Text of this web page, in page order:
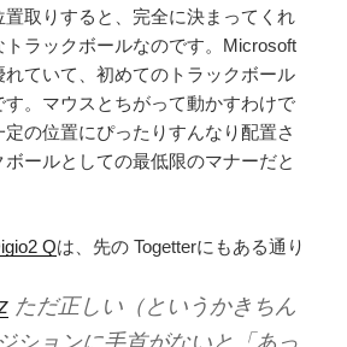
取りすると、完全に決まってくれ
トラックボールなのです。Microsoft
れていて、初めてのトラックボール
。マウスとちがって動かすわけで
の位置にぴったりすんなり配置さ
ールとしての最低限のマナーだと
Qは、先の Togetterにもある通り
ただ正しい（というかきちん